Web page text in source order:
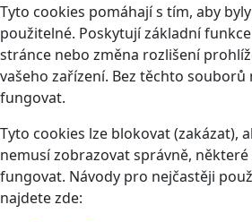
Tyto cookies pomáhají s tím, aby
použitelné. Poskytují základní
stránce nebo změna rozlišení
vašeho zařízení. Bez těchto
fungovat.
Tyto cookies lze blokovat (zakázat),
nemusí zobrazovat správně,
fungovat. Návody pro nejčastěji
najdete zde: